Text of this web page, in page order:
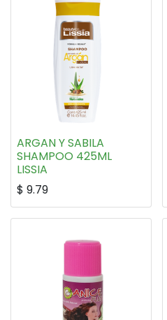
ARGAN Y SABILA
SHAMPOO 425ML
LISSIA
$ 9.79